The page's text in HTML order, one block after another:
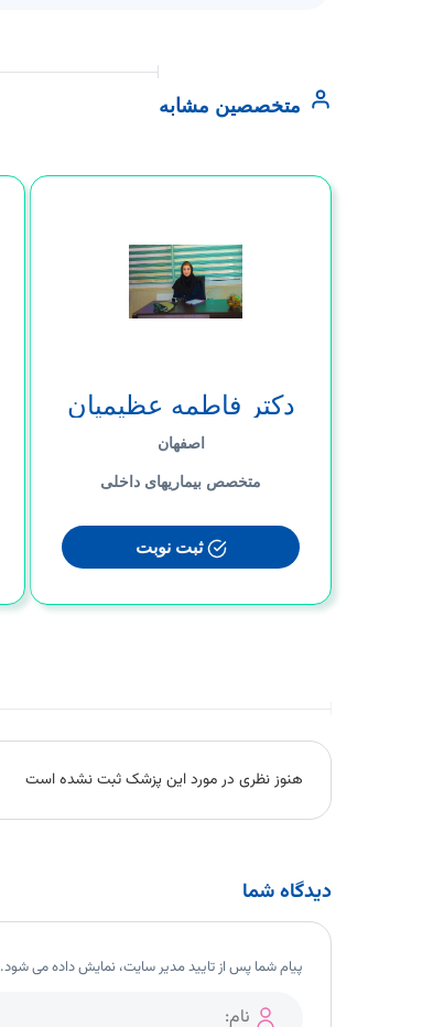
متخصصین مشابه
دکتر فاطمه عظیمیان
اصفهان
متخصص بیماریهای داخلی
ثبت نوبت
هنوز نظری در مورد این پزشک ثبت نشده است
دیدگاه شما
پیام شما پس از تایید مدیر سایت، نمایش داده می شود.